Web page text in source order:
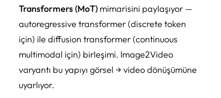
Transformers (MoT) mimarisini paylaşıyor —
autoregressive transformer (discrete token
için) ile diffusion transformer (continuous
multimodal için) birleşimi. Image2Video
varyantı bu yapıyı görsel → video dönüşümüne
uyarlıyor.